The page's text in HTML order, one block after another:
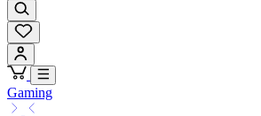
Gaming